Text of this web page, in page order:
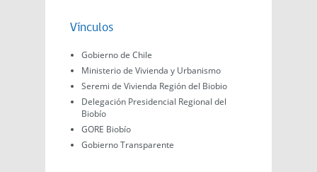
Vínculos
Gobierno de Chile
Ministerio de Vivienda y Urbanismo
Seremi de Vivienda Región del Biobio
Delegación Presidencial Regional del
Biobío
GORE Biobío
Gobierno Transparente